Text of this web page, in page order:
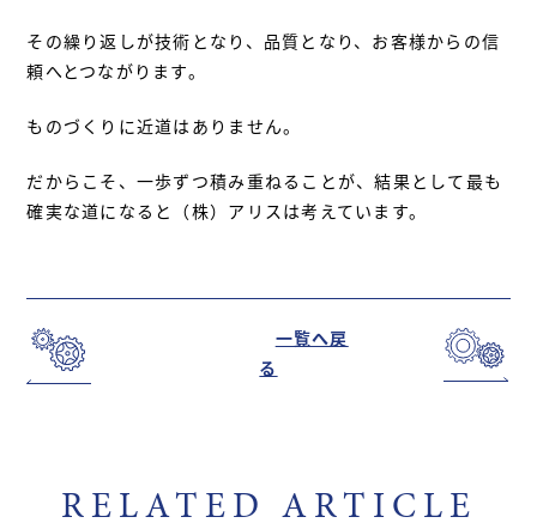
その繰り返しが技術となり、品質となり、お客様からの信
頼へとつながります。
ものづくりに近道はありません。
だからこそ、一歩ずつ積み重ねることが、結果として最も
確実な道になると（株）アリスは考えています。
一覧へ戻
る
RELATED ARTICLE